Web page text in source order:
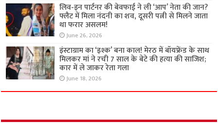
लिव-इन पार्टनर की बेवफाई ने ली ‘आप’ नेता की जान?
फ्लैट में मिला नंदनी का शव, दूसरी पत्नी से मिलने जाता
था फरार असलम!
June 26, 2026
इंस्टाग्राम का ‘इश्क’ बना काल! मेरठ में बॉयफ्रेंड के साथ
मिलकर मां ने रची 7 साल के बेटे की हत्या की साजिश;
कार में ले जाकर रेता गला
June 18, 2026